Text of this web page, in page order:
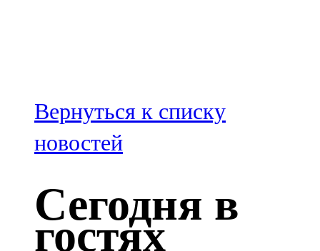
100,3 FM
Зәй
106,6 FM
Кадыбаш
105,2 FM
Вернуться к списку
новостей
Сегодня в
гостях